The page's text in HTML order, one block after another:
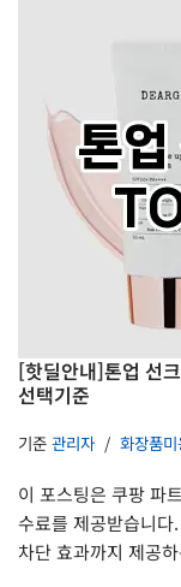
[핫딜안내]톤업 선
선택기준
기준 관리자 화장품
이 포스팅은 쿠팡 파
수료를 제공받습니
차단 효과까지 제공